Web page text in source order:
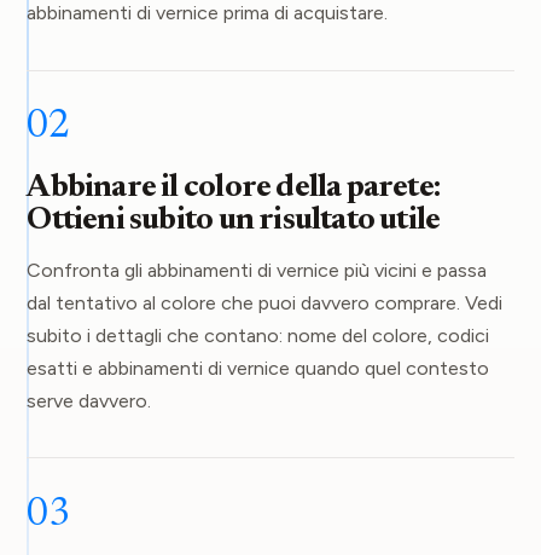
abbinamenti di vernice prima di acquistare.
02
Abbinare il colore della parete:
Ottieni subito un risultato utile
Confronta gli abbinamenti di vernice più vicini e passa
dal tentativo al colore che puoi davvero comprare. Vedi
subito i dettagli che contano: nome del colore, codici
esatti e abbinamenti di vernice quando quel contesto
serve davvero.
03